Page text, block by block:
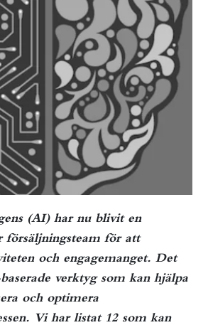
(AI) har nu blivit en
försäljningsteam för att
och engagemanget. Det
verktyg som kan hjälpa
och optimera
Vi har listat 12 som kan